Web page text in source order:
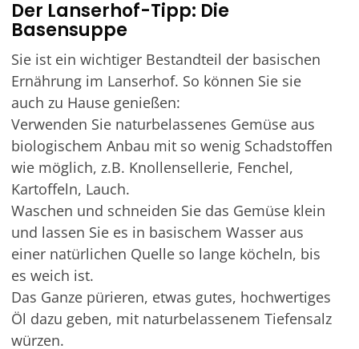
Der Lanserhof-Tipp: Die
Basensuppe
Sie ist ein wichtiger Bestandteil der basischen
Ernährung im Lanserhof. So können Sie sie
auch zu Hause genießen:
Verwenden Sie naturbelassenes Gemüse aus
biologischem Anbau mit so wenig Schadstoffen
wie möglich, z.B. Knollensellerie, Fenchel,
Kartoffeln, Lauch.
Waschen und schneiden Sie das Gemüse klein
und lassen Sie es in basischem Wasser aus
einer natürlichen Quelle so lange köcheln, bis
es weich ist.
Das Ganze pürieren, etwas gutes, hochwertiges
Öl dazu geben, mit naturbelassenem Tiefensalz
würzen.